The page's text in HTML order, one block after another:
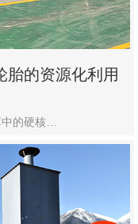
胎的资源化利用
的硬核…